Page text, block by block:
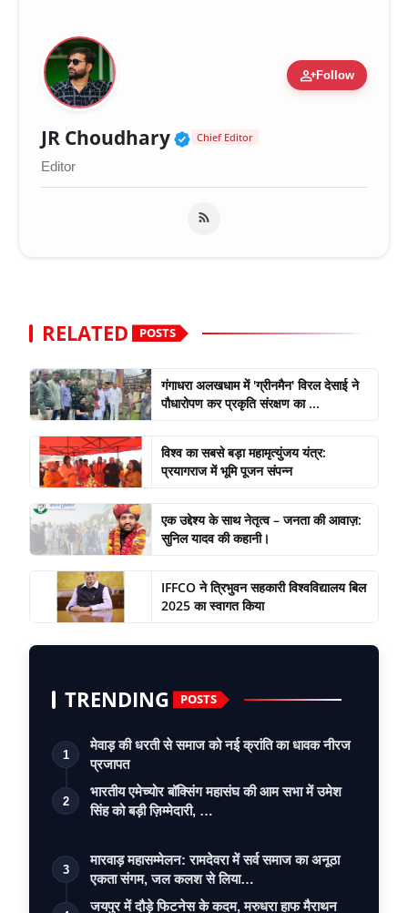
person_addFollow
JR Choudhary Verified Public Figure
Chief Editor
Editor
RELATED POSTS
गंगाधरा अलखधाम में 'ग्रीनमैन' विरल देसाई ने
पौधारोपण कर प्रकृति संरक्षण का ...
विश्व का सबसे बड़ा महामृत्युंजय यंत्र:
प्रयागराज में भूमि पूजन संपन्न
एक उद्देश्य के साथ नेतृत्व – जनता की आवाज़:
सुनिल यादव की कहानी।
IFFCO ने त्रिभुवन सहकारी विश्वविद्यालय बिल
2025 का स्वागत किया
TRENDING POSTS
1
मेवाड़ की धरती से समाज को नई क्रांति का धावक नीरज
प्रजापत
2
भारतीय एमेच्योर बॉक्सिंग महासंघ की आम सभा में उमेश
सिंह को बड़ी ज़िम्मेदारी, …
3
मारवाड़ महासम्मेलन: रामदेवरा में सर्व समाज का अनूठा
एकता संगम, जल कलश से लिया…
जयपुर में दौड़े फिटनेस के कदम, मरुधरा हाफ मैराथन